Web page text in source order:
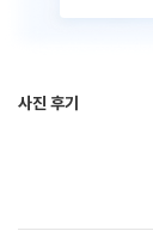
사진 후기